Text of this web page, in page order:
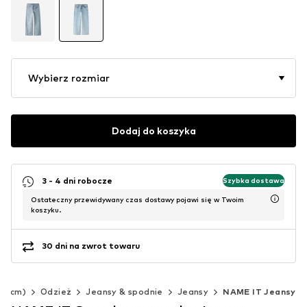
Wybierz rozmiar
Dodaj do koszyka
3 - 4 dni robocze Szybka dostawa
Ostateczny przewidywany czas dostawy pojawi się w Twoim
koszyku.
30 dni na zwrot towaru
cm) Odzież Jeansy & spodnie Jeansy NAME IT Jeansy